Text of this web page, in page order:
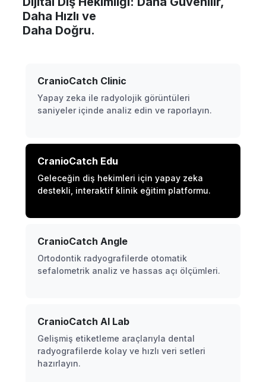
Daha Hızlı ve
Daha Doğru.
CranioCatch Clinic
Yapay zeka ile radyolojik görüntüleri
saniyeler içinde analiz edin ve raporlayın.
CranioCatch Edu
Geleceğin diş hekimleri için yapay zeka
destekli, interaktif klinik eğitim platformu.
CranioCatch Angle
Ortodontik radyografilerde otomatik
sefalometrik analiz ve hassas açı ölçümleri.
CranioCatch AI Lab
Gelişmiş etiketleme araçlarıyla dental
radyografilerde kolay ve hızlı veri setleri
hazırlayın.